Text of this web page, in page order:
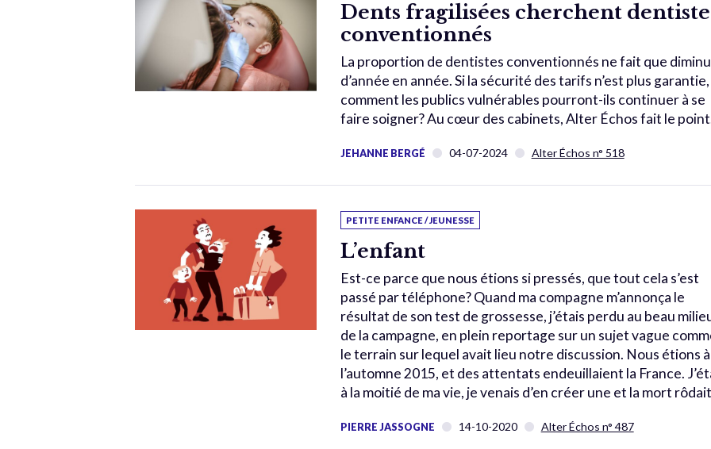
Dents fragilisées cherchent
conventionnés
La proportion de dentistes conventionnés ne fait que
d’année en année. Si la sécurité des tarifs n’est plus garantie,
comment les publics vulnérables pourront-ils continuer à se
faire soigner? Au cœur des cabinets, Alter Échos fait le
JEHANNE BERGÉ 04-07-2024 Alter Échos n° 518
PETITE ENFANCE / JEUNESSE
L’enfant
Est-ce parce que nous étions si pressés, que tout cela s’est
passé par téléphone? Quand ma compagne m’annonça le
résultat de son test de grossesse, j’étais perdu au beau
de la campagne, en plein reportage sur un sujet vague
le terrain sur lequel avait lieu notre discussion. Nous étions à
l’automne 2015, et des attentats endeuillaient la France.
à la moitié de ma vie, je venais d’en créer une et la mort
PIERRE JASSOGNE 14-10-2020 Alter Échos n° 487